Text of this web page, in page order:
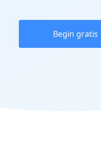
Begin gratis